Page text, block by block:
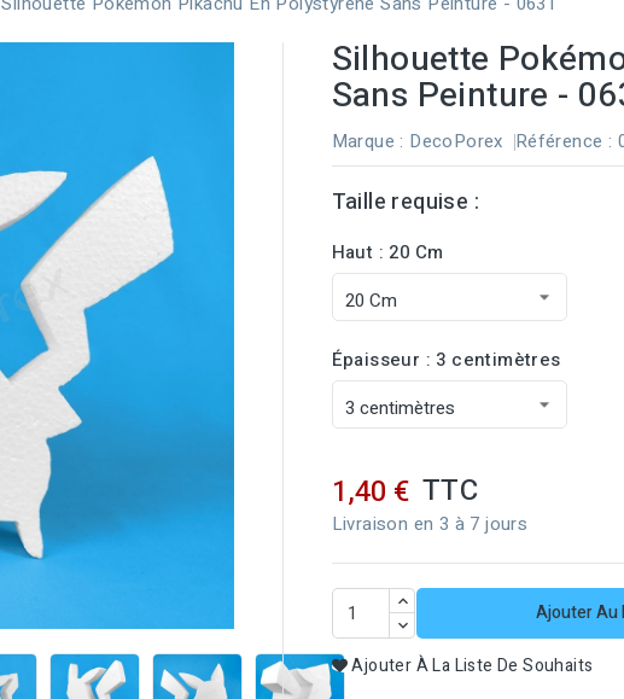
Silhouette
Sans Peinture -
Marque : DecoPorex Référence :
Taille requise :
Haut : 20 Cm
Épaisseur : 3 centimètres
1,40 € TTC
Livraison en 3 à 7 jours
Ajouter Au
Ajouter À La Liste De Souhaits